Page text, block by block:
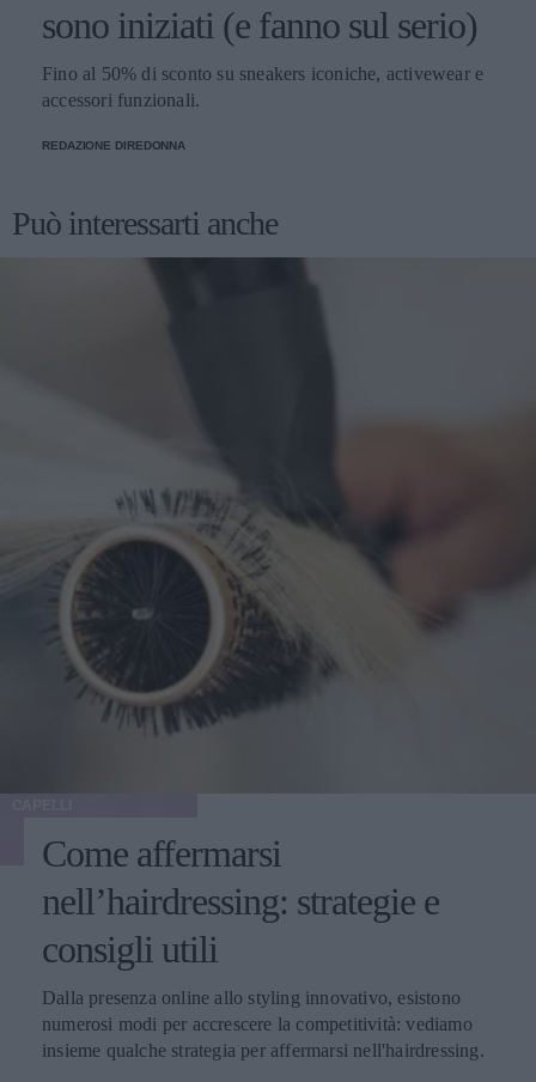
sono iniziati (e fanno sul serio)
Fino al 50% di sconto su sneakers iconiche, activewear e
accessori funzionali.
REDAZIONE DIREDONNA
Può interessarti anche
Come affermarsi
nell’hairdressing: strategie e
consigli utili
Dalla presenza online allo styling innovativo, esistono
numerosi modi per accrescere la competitività: vediamo
insieme qualche strategia per affermarsi nell'hairdressing.